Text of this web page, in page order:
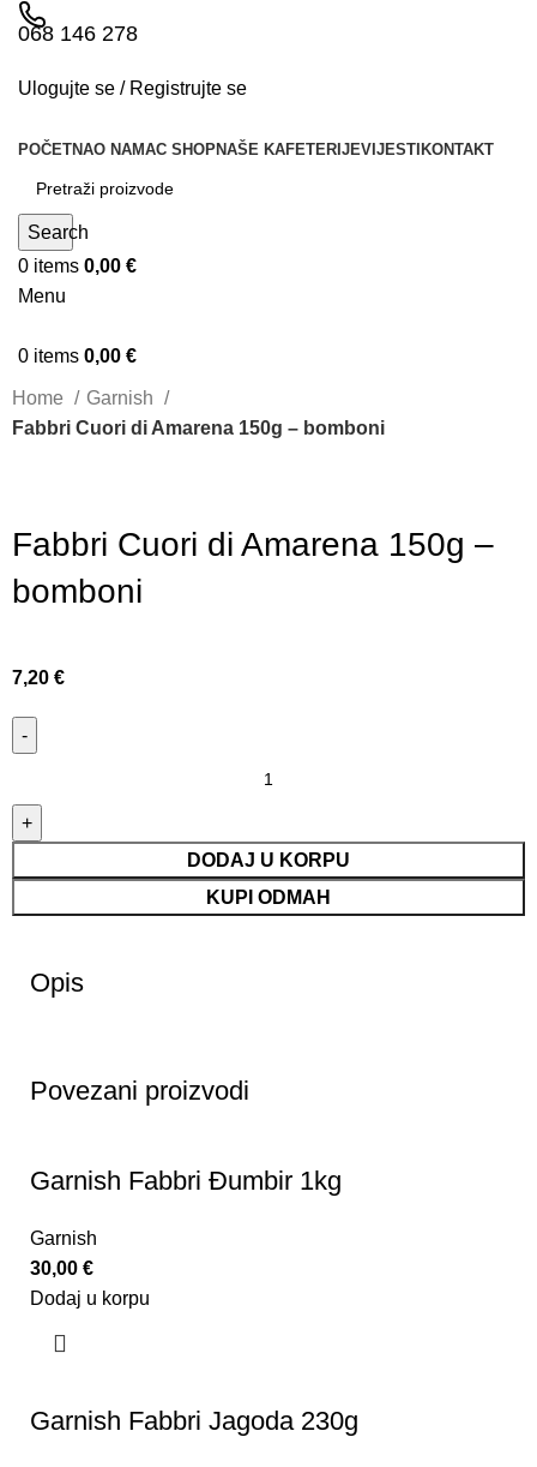
068 146 278
Ulogujte se / Registrujte se
POČETNAO NAMAC SHOPNAŠE KAFETERIJEVIJESTI KONTAKT
Search
0 items 0,00 €
Menu
0 items 0,00 €
Home
Garnish
Fabbri Cuori di Amarena 150g – bomboni
Fabbri Cuori di Amarena 150g –
bomboni
7,20€
DODAJ U KORPU
KUPI ODMAH
Opis
Povezani proizvodi
Garnish Fabbri Đumbir 1kg
Garnish
30,00 €
Dodaj u korpu
Garnish Fabbri Jagoda 230g